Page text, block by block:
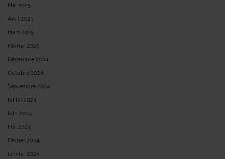
Mai 2025
Avril 2025
Mars 2025
Février 2025
Décembre 2024
Octobre 2024
Septembre 2024
Juillet 2024
Juin 2024
Mai 2024
Février 2024
Janvier 2024